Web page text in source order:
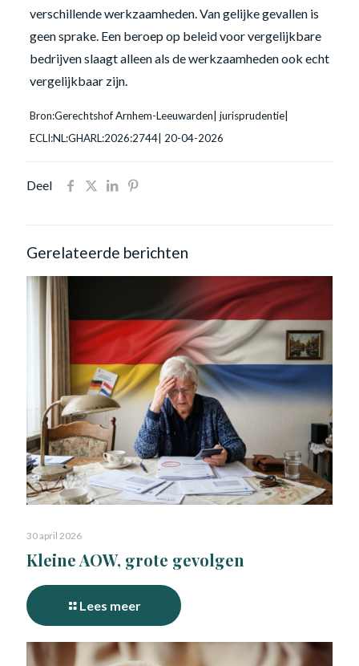
verschillende werkzaamheden. Van gelijke gevallen is
geen sprake. Een beroep op beleid voor vergelijkbare
bedrijven slaagt alleen als de werkzaamheden ook echt
vergelijkbaar zijn.
Bron:Gerechtshof Arnhem-Leeuwarden| jurisprudentie|
ECLI:NL:GHARL:2026:2744| 20-04-2026
Deel
Gerelateerde berichten
30 april 2026
Kleine AOW, grote gevolgen
Lees meer